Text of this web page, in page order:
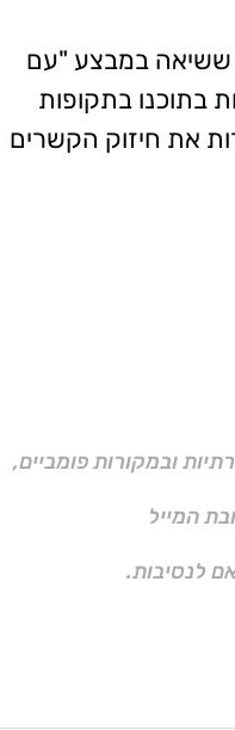
ששיאה במבצע "עם
בתוכנו בתקופות
את חיזוק הקשרים
ובמקורות פומביים,
המייל
לנסיבות.